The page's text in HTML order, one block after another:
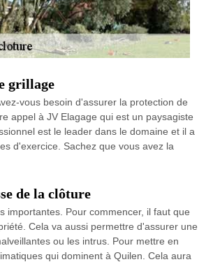
grillage
vous besoin d'assurer la protection de
appel à JV Elagage qui est un paysagiste
est le leader dans le domaine et il a
d'exercice. Sachez que vous avez la
de la clôture
importantes. Pour commencer, il faut que
Cela va aussi permettre d'assurer une
ou les intrus. Pour mettre en
qui dominent à Quilen. Cela aura